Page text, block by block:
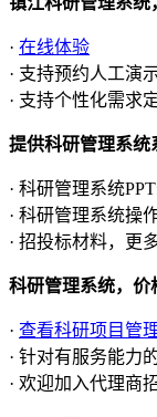
· 在线体验
· 支持预约人工演
· 支持个性化需求
提供科研管理系统
· 科研管理系统
· 科研管理系统操
· 招投标材料，更
科研管理系统，价
· 查看科研项目管
· 针对有服务能力
· 欢迎加入代理商